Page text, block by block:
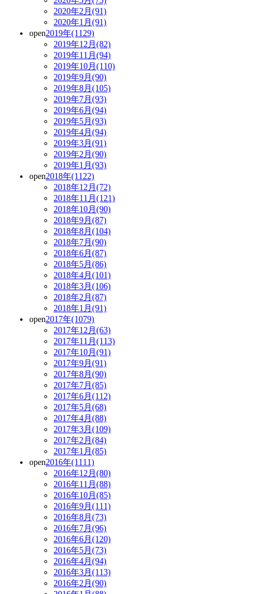
2020年2月(91)
2020年1月(91)
open2019年(1129)
2019年12月(82)
2019年11月(94)
2019年10月(110)
2019年9月(90)
2019年8月(105)
2019年7月(93)
2019年6月(94)
2019年5月(93)
2019年4月(94)
2019年3月(91)
2019年2月(90)
2019年1月(93)
open2018年(1122)
2018年12月(72)
2018年11月(121)
2018年10月(90)
2018年9月(87)
2018年8月(104)
2018年7月(90)
2018年6月(87)
2018年5月(86)
2018年4月(101)
2018年3月(106)
2018年2月(87)
2018年1月(91)
open2017年(1079)
2017年12月(63)
2017年11月(113)
2017年10月(91)
2017年9月(91)
2017年8月(90)
2017年7月(85)
2017年6月(112)
2017年5月(68)
2017年4月(88)
2017年3月(109)
2017年2月(84)
2017年1月(85)
open2016年(1111)
2016年12月(80)
2016年11月(88)
2016年10月(85)
2016年9月(111)
2016年8月(73)
2016年7月(96)
2016年6月(120)
2016年5月(73)
2016年4月(94)
2016年3月(113)
2016年2月(90)